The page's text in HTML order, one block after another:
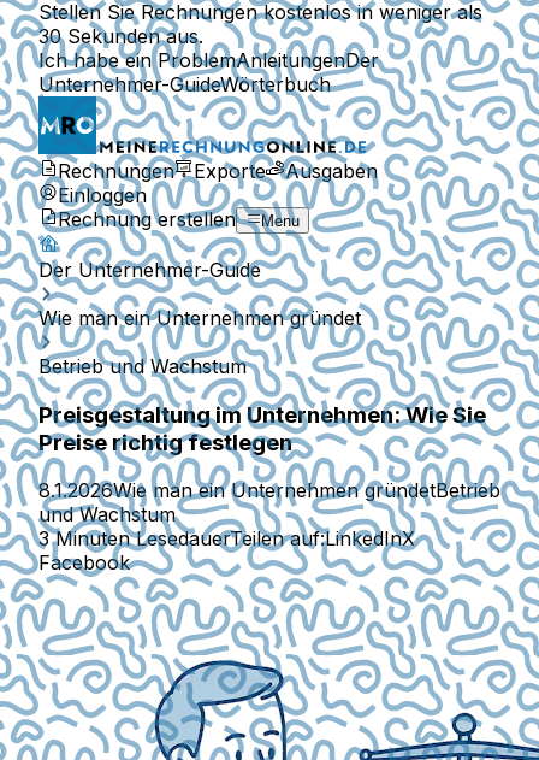
Stellen Sie Rechnungen kostenlos in weniger als
30 Sekunden aus.
Ich habe ein ProblemAnleitungenDer
Unternehmer-GuideWörterbuch
Rechnungen Exporte
Ausgaben
Einloggen
Rechnung erstellen
Menu
Der Unternehmer-Guide
Wie man ein Unternehmen gründet
Betrieb und Wachstum
Preisgestaltung im Unternehmen: Wie Sie
Preise richtig festlegen
8.1.2026Wie man ein Unternehmen gründetBetrieb
und Wachstum
3 Minuten LesedauerTeilen auf:LinkedInX
Facebook